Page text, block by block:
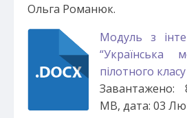
Ольга Романюк.
Модуль з
“Українська
пілотного
Завантажено:
MB, дата: 03